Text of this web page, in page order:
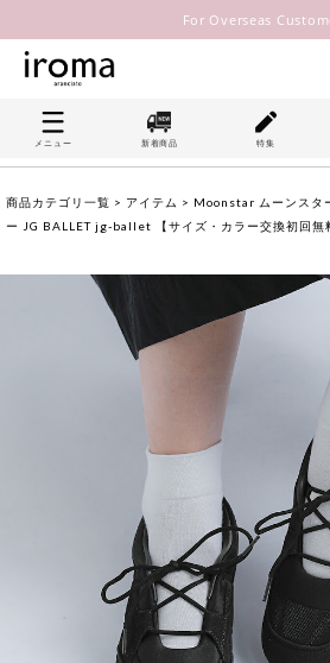
For Overseas
メニュー 新着商品 特集
商品カテゴリ一覧 > アイテム > Moonstar ムーンスタ
ー JG BALLET jg-ballet 【サイズ・カラー交換初回無